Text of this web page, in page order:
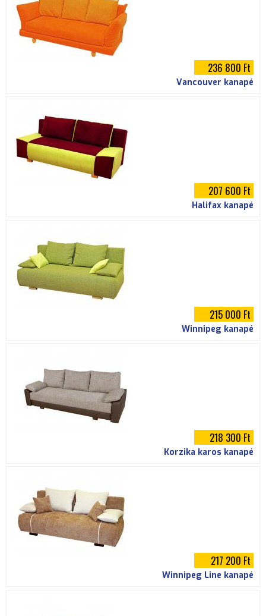
236 800 Ft
Vancouver kanapé
207 600 Ft
Halifax kanapé
215 000 Ft
Winnipeg kanapé
218 300 Ft
Korzika karos kanapé
217 200 Ft
Winnipeg Line kanapé